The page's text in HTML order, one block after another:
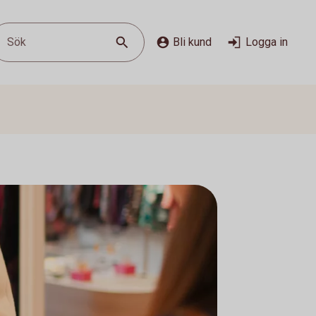
Sök Bli kund Logga in